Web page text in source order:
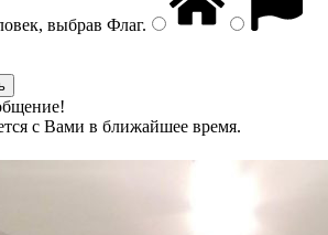
выбрав Флаг.
с Вами в ближайшее время.